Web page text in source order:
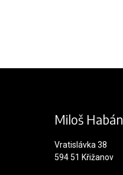
Miloš Habán
Vratislávka 38
594 51 Křižanov